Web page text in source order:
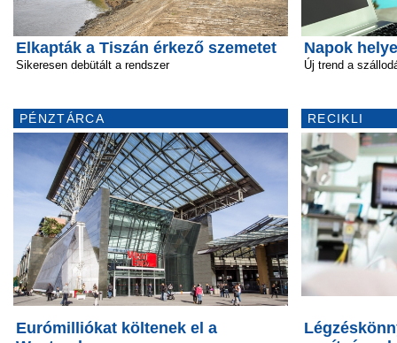
Elkapták a Tiszán érkező szemetet
Sikeresen debütált a rendszer
PÉNZTÁRCA
Eurómilliókat költenek el a
Napok
Új trend a
RECIKLI